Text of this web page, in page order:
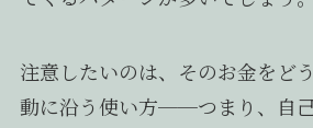
注意したいのは、そのお金をど
動に沿う使い方──つまり、自